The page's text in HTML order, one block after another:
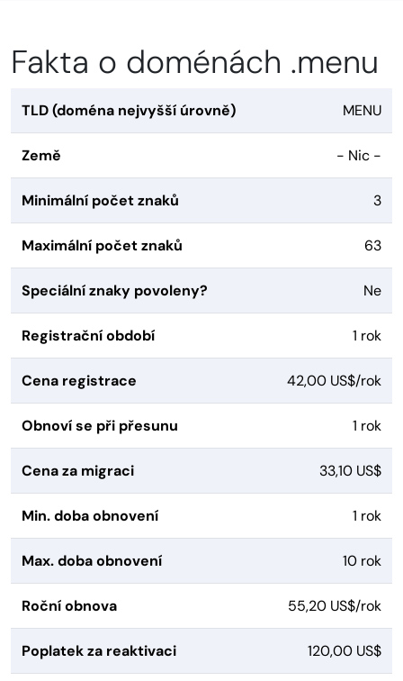
Fakta o doménách .menu
TLD (doména nejvyšší úrovně) MENU
Země - Nic -
Minimální počet znaků 3
Maximální počet znaků 63
Speciální znaky povoleny? Ne
Registrační období 1 rok
Cena registrace 42,00 US$/rok
Obnoví se při přesunu 1 rok
Cena za migraci 33,10 US$
Min. doba obnovení 1 rok
Max. doba obnovení 10 rok
Roční obnova 55,20 US$/rok
Poplatek za reaktivaci 120,00 US$